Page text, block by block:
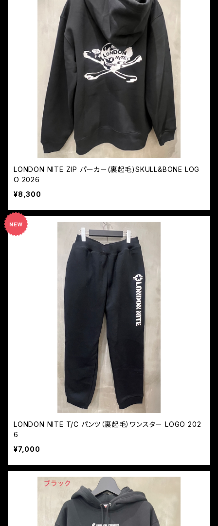
LONDON NITE ZIP パーカー(裏起毛)SKULL&BONE LOG
O 2026
¥8,300
LONDON NITE T/C パンツ（裏起毛）ワンスター LOGO 202
6
¥7,000